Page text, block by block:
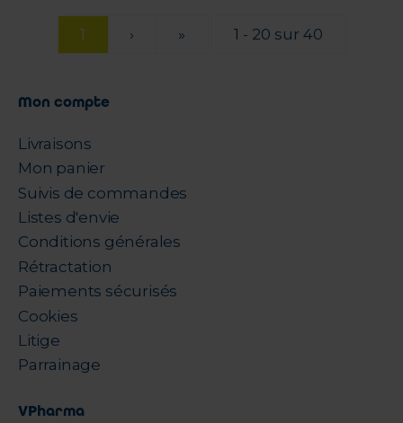
1 › » 1 - 20 sur 40
Mon compte
Livraisons
Mon panier
Suivis de commandes
Listes d'envie
Conditions générales
Rétractation
Paiements sécurisés
Cookies
Litige
Parrainage
VPharma